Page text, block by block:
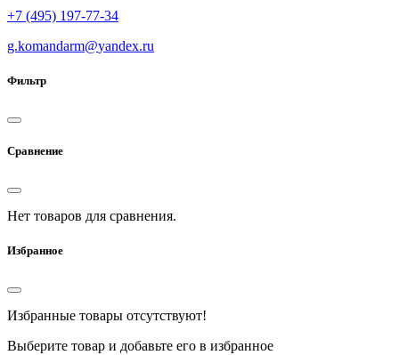
+7 (495) 197-77-34
g.komandarm@yandex.ru
Фильтр
Сравнение
Нет товаров для сравнения.
Избранное
Избранные товары отсутствуют!
Выберите товар и добавьте его в избранное